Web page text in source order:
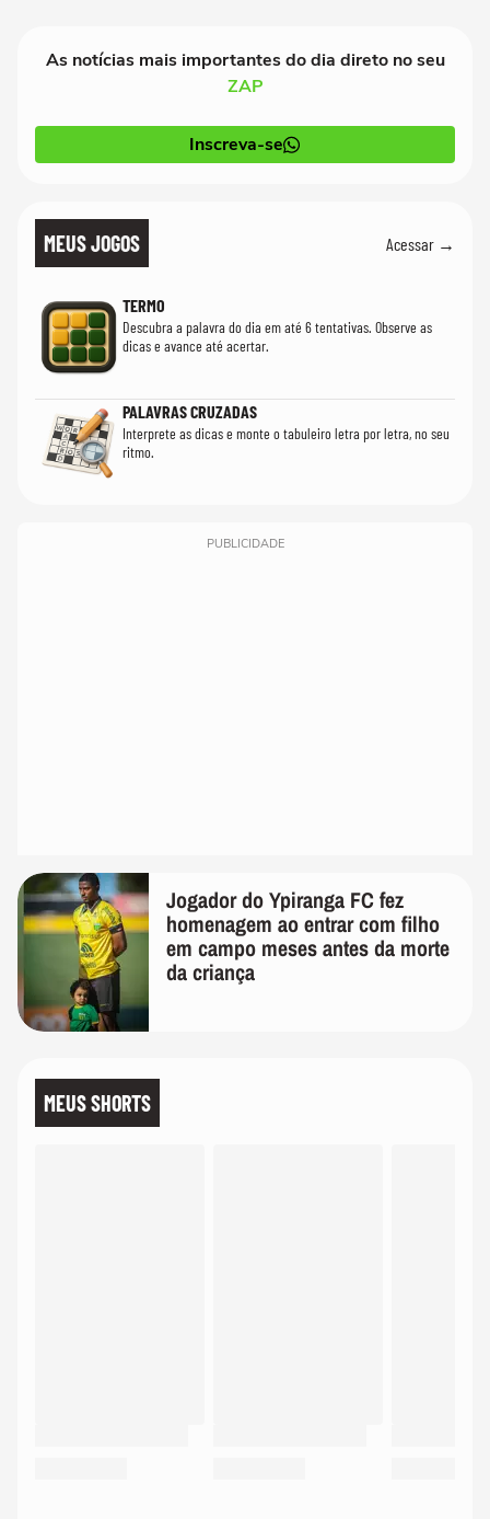
As notícias mais importantes do dia direto no seu
ZAP
Inscreva-se
MEUS JOGOS Acessar →
TERMO
Descubra a palavra do dia em até 6 tentativas. Observe as
dicas e avance até acertar.
PALAVRAS CRUZADAS
Interprete as dicas e monte o tabuleiro letra por letra, no seu
ritmo.
PUBLICIDADE
Jogador do Ypiranga FC fez
homenagem ao entrar com filho
em campo meses antes da morte
da criança
MEUS SHORTS